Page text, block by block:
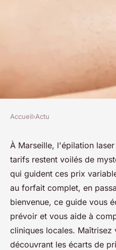
Epilation laser
Tout savoir sur
josèphe•13 mars 2024• 2 min
Accueil›Actu
À Marseille, l'épilation
tarifs restent voilés de
qui guident ces prix
au forfait complet, en
bienvenue, ce guide vous
prévoir et vous aide à
cliniques locales. Maîtrisez
découvrant les écarts de